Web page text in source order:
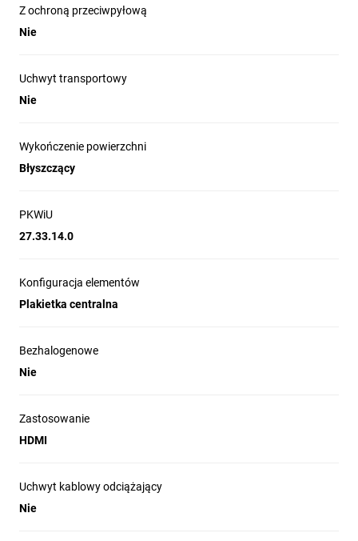
Z ochroną przeciwpyłową
Nie
Uchwyt transportowy
Nie
Wykończenie powierzchni
Błyszczący
PKWiU
27.33.14.0
Konfiguracja elementów
Plakietka centralna
Bezhalogenowe
Nie
Zastosowanie
HDMI
Uchwyt kablowy odciążający
Nie